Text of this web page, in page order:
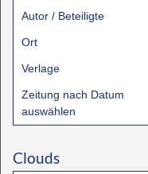
Autor / Beteiligte
Ort
Verlage
Zeitung nach Datum
auswählen
Clouds